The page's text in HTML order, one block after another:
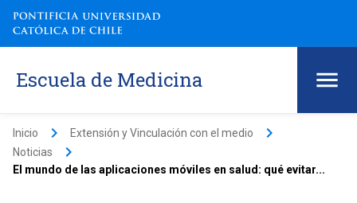
Escuela de Medicina
Inicio keyboard_arrow_right Extensión y Vinculación con el medio keyboard_arrow_right
Noticias keyboard_arrow_right
El mundo de las aplicaciones móviles en salud: qué evitar...